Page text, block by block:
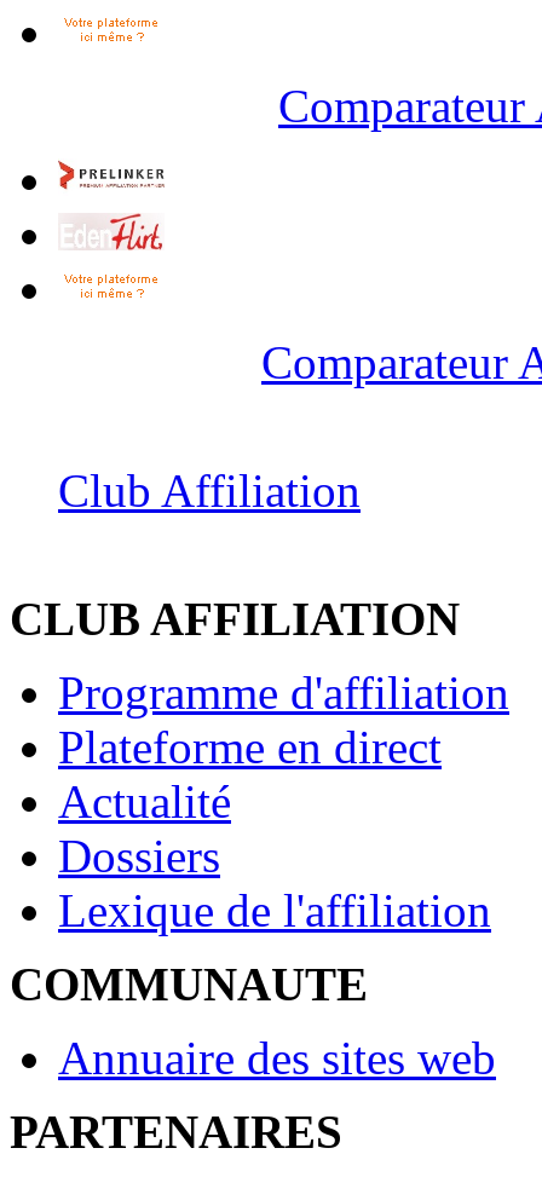
Comparateur
Club Affiliation
CLUB AFFILIATION
Programme d'affiliation
Plateforme en direct
Actualité
Dossiers
Lexique de l'affiliation
COMMUNAUTE
Annuaire des sites web
PARTENAIRES